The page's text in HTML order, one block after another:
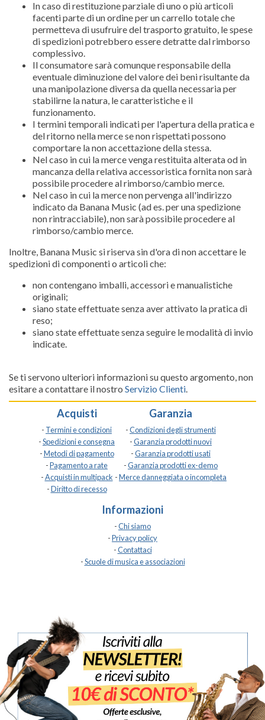
Acquisti
- Termini e condizioni
-Spedizioni e consegna
-Metodi di pagamento
-Pagamento a rate
-Acquisti in multipack
-Diritto di recesso
Garanzia
-Condizioni degli strumenti
-Garanzia prodotti nuovi
-Garanzia prodotti usati
-Garanzia prodotti ex-demo
-Merce danneggiata o incompleta
Informazioni
-Chi siamo
-Privacy policy
-Contattaci
-Scuole di musica e associazioni
In caso di restituzione parziale di uno o più articoli
facenti parte di un ordine per un carrello totale che
permetteva di usufruire del trasporto gratuito, le spese
di spedizioni potrebbero essere detratte dal rimborso
complessivo.
Il consumatore sarà comunque responsabile della
eventuale diminuzione del valore dei beni risultante da
una manipolazione diversa da quella necessaria per
stabilirne la natura, le caratteristiche e il
funzionamento.
I termini temporali indicati per l'apertura della pratica e
del ritorno nella merce se non rispettati possono
comportare la non accettazione della stessa.
Nel caso in cui la merce venga restituita alterata od in
mancanza della relativa accessoristica fornita non sarà
possibile procedere al rimborso/cambio merce.
Nel caso in cui la merce non pervenga all'indirizzo
indicato da Banana Music (ad es. per una spedizione
non rintracciabile), non sarà possibile procedere al
rimborso/cambio merce.
Inoltre, Banana Music si riserva sin d'ora di non accettare le
spedizioni di componenti o articoli che:
non contengano imballi, accessori e manualistiche
originali;
siano state effettuate senza aver attivato la pratica di
reso;
siano state effettuate senza seguire le modalità di invio
indicate.
Se ti servono ulteriori informazioni su questo argomento, non
esitare a contattare il nostro Servizio Clienti